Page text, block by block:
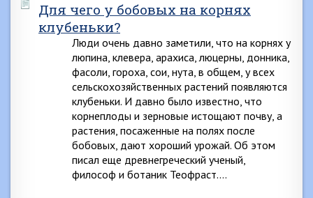
Для чего у бобовых на корнях
клубеньки?
Люди очень давно заметили, что на корнях у
люпина, клевера, арахиса, люцерны, донника,
фасоли, гороха, сои, нута, в общем, у всех
сельскохозяйственных растений появляются
клубеньки. И давно было известно, что
корнеплоды и зерновые истощают почву, а
растения, посаженные на полях после
бобовых, дают хороший урожай. Об этом
писал еще древнегреческий ученый,
философ и ботаник Теофраст….